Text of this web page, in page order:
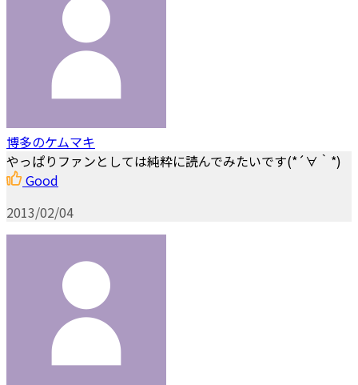
博多のケムマキ
やっぱりファンとしては純粋に読んでみたいです(*´∀｀*)
Good
2013/02/04